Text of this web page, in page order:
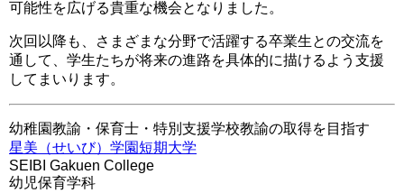
可能性を広げる貴重な機会となりました。
次回以降も、さまざまな分野で活躍する卒業生との交流を
通して、学生たちが将来の進路を具体的に描けるよう支援
してまいります。
幼稚園教諭・保育士・特別支援学校教諭の取得を目指す
星美（せいび）学園短期大学
SEIBI Gakuen College
幼児保育学科